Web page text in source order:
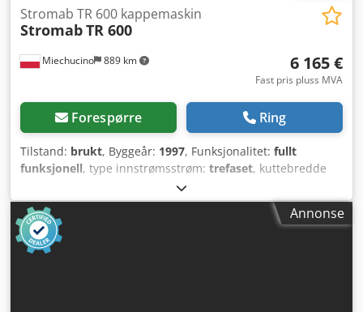
Miechucino 889 km
Stromab TR 600 kappemaskin
StromabTR 600
6 165 €
Fast pris pluss MVA
Forespørre Ring
Tilstand: brukt, Byggeår: 1997, Funksjonalitet: fullt
funksjonell, type innstrømsstrøm: trefaset, kuttebredde
, sagbladets diameter:
produksjonsår: 1997 - to pneumatiske anslag TEKNISKE
SPESIFIKASJONER: - sagbladdiameter: 600 mm - maks.
skjærebredde: 610 mm (ved emnehøyde 30 mm) - maks.
skjærehøyde: 160 mm (ved emnebredde 380 mm) -
Annonse